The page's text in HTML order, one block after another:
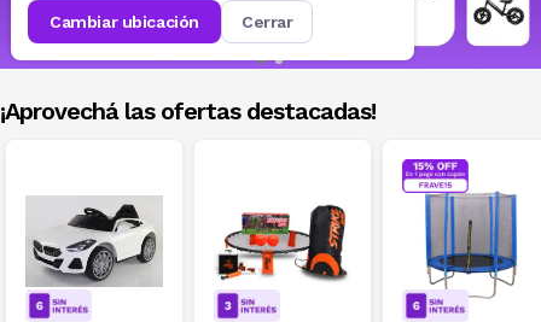
cambiar ubicación cerrar
¡Aprovechá las ofertas destacadas!